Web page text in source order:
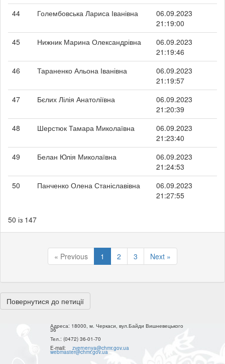
44
Голембовська Лариса Іванівна
06.09.2023
21:19:00
45
Нижник Марина Олександрівна
06.09.2023
21:19:46
46
Тараненко Альона Іванівна
06.09.2023
21:19:57
47
Бєлих Лілія Анатоліївна
06.09.2023
21:20:39
48
Шерстюк Тамара Миколаївна
06.09.2023
21:23:40
49
Белан Юлія Миколаївна
06.09.2023
21:24:53
50
Панченко Олена Станіславівна
06.09.2023
21:27:55
50 із 147
« Previous 1 2 3 Next »
Повернутися до петиції
Адреса: 18000, м. Черкаси, вул.Байди Вишневецького
36
Тел.: (0472) 36-01-70
E-mail:
zvernenya@chmr.gov.ua
webmaster@chmr.gov.ua